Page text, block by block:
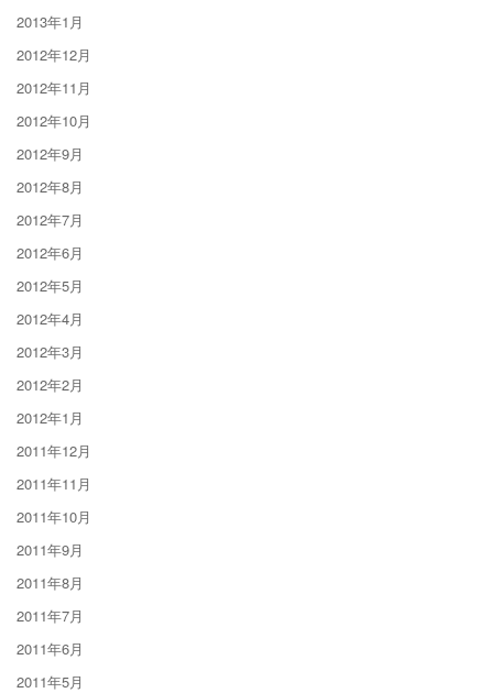
2013年1月
2012年12月
2012年11月
2012年10月
2012年9月
2012年8月
2012年7月
2012年6月
2012年5月
2012年4月
2012年3月
2012年2月
2012年1月
2011年12月
2011年11月
2011年10月
2011年9月
2011年8月
2011年7月
2011年6月
2011年5月